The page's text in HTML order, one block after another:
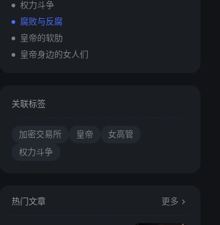
权力斗争
腐败与反腐
皇帝的软肋
皇帝身边的女人们
关联标签
加密交易所 皇帝
女高管
权力斗争
热门文章 更多